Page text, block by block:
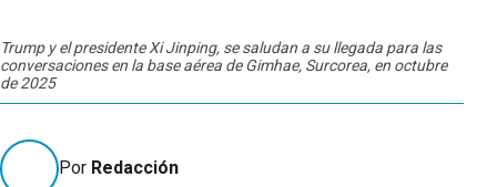
Trump y el presidente Xi Jinping, se saludan a su llegada para las
conversaciones en la base aérea de Gimhae, Surcorea, en octubre
de 2025
Por Redacción